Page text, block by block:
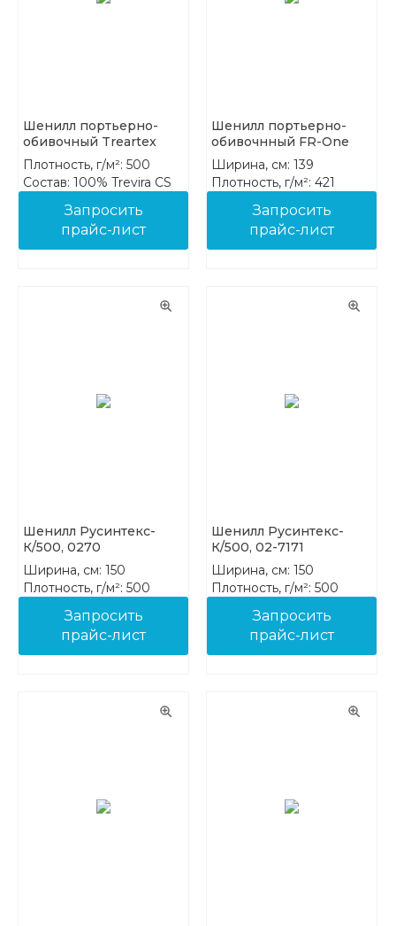
Шенилл портьерно-
обивочный Treartex
8212-22
Плотность, г/м²: 500
Состав: 100% Trevira CS
Запросить
прайс-лист
Шенилл портьерно-
обивочнный FR-One
Riptide 08-Sunflower
Ширина, см: 139
Плотность, г/м²: 421
Запросить
прайс-лист
Шенилл Русинтекс-
К/500, 0270
Ширина, см: 150
Плотность, г/м²: 500
Запросить
прайс-лист
Шенилл Русинтекс-
К/500, 02-7171
Ширина, см: 150
Плотность, г/м²: 500
Запросить
прайс-лист